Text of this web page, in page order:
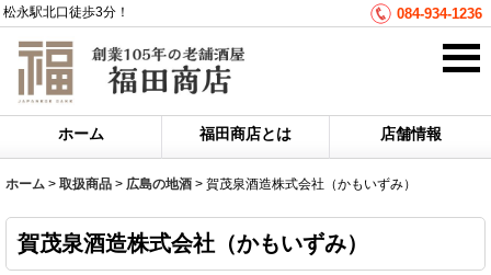
松永駅北口徒歩3分！ 084-934-1236
ホーム 福田商店とは 店舗情報
ホーム > 取扱商品 > 広島の地酒 > 賀茂泉酒造株式会社（かもいずみ）
賀茂泉酒造株式会社（かもいずみ）